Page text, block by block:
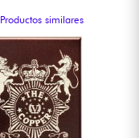
Productos similares